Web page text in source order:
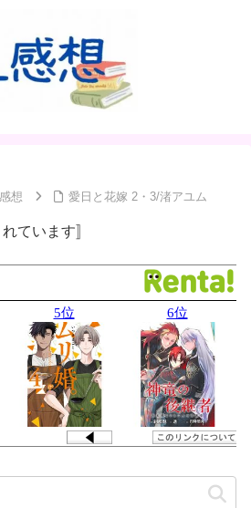
想 愛日と花嫁 2・3/渚アユム
ています〛